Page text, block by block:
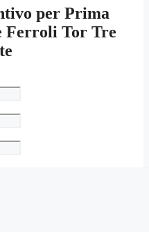
per Prima
Ferroli Tor Tre